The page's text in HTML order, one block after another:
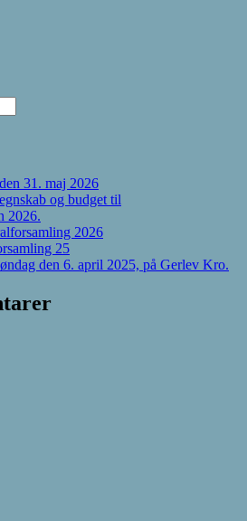
31. maj 2026
og budget til
2026.
2026
25
den 6. april 2025, på Gerlev Kro.